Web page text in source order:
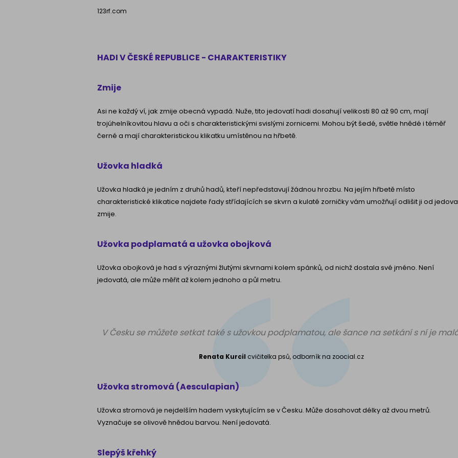
123rf.com
HADI V ČESKÉ REPUBLICE - CHARAKTERISTIKY
Zmije
Asi ne každý ví, jak zmije obecná vypadá. Nuže, tito jedovatí hadi dosahují velikosti 80 až 90 cm, mají
trojúhelníkovitou hlavu a oči s charakteristickými svislými zornicemi. Mohou být šedé, světle hnědé i téměř
černé a mají charakteristickou klikatku umístěnou na hřbetě.
Užovka hladká
Užovka hladká je jedním z druhů hadů, kteří nepředstavují žádnou hrozbu. Na jejím hřbetě místo
charakteristické klikatice najdete řady střídajících se skvrn a kulaté zorničky vám umožňují odlišit ji od
zmije.
Užovka podplamatá a užovka obojková
Užovka obojková je had s výraznými žlutými skvrnami kolem spánků, od nichž dostala své jméno. Není
jedovatá, ale může měřit až kolem jednoho a půl metru.
V Česku se můžete setkat také s užovkou podplamatou, ale šance na setkání s ní je
Renata Kurcil cvičitelka psů, odborník na zoocial.cz
Užovka stromová (Aesculapian)
Užovka stromová je nejdelším hadem vyskytujícím se v Česku. Může dosahovat délky až dvou metrů.
Vyznačuje se olivově hnědou barvou. Není jedovatá.
Slepýš křehký